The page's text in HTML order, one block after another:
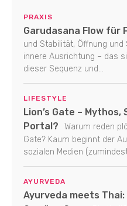
PRAXIS
Garudasana Flow für
und Stabilität, Öffnung und
innere Ausrichtung – das
dieser Sequenz und...
LIFESTYLE
Lion’s Gate –
Portal?
Warum reden
Gate? Kaum beginnt der
sozialen Medien
AYURVEDA
Ayurveda meets